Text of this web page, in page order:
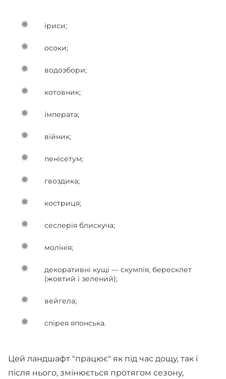
іриси;
осоки;
водозбори;
котовник;
імперата;
війник;
пенісетум;
гвоздика;
костриця;
сеслерія блискуча;
молінія;
декоративні кущі — скумпія, бересклет
(жовтий і зелений);
вейгела;
спірея японська.
Цей ландшафт "працює" як під час дощу, так і
після нього, змінюється протягом сезону,